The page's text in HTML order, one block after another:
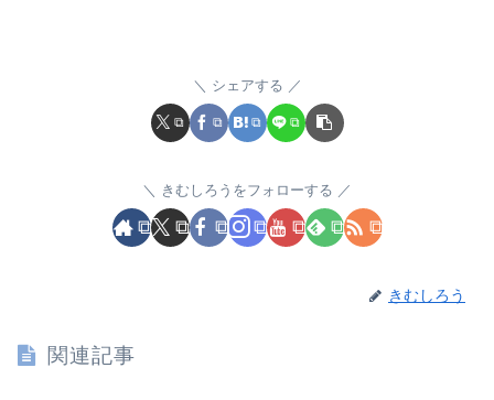
シェアする
きむしろうをフォローする
きむしろう
関連記事